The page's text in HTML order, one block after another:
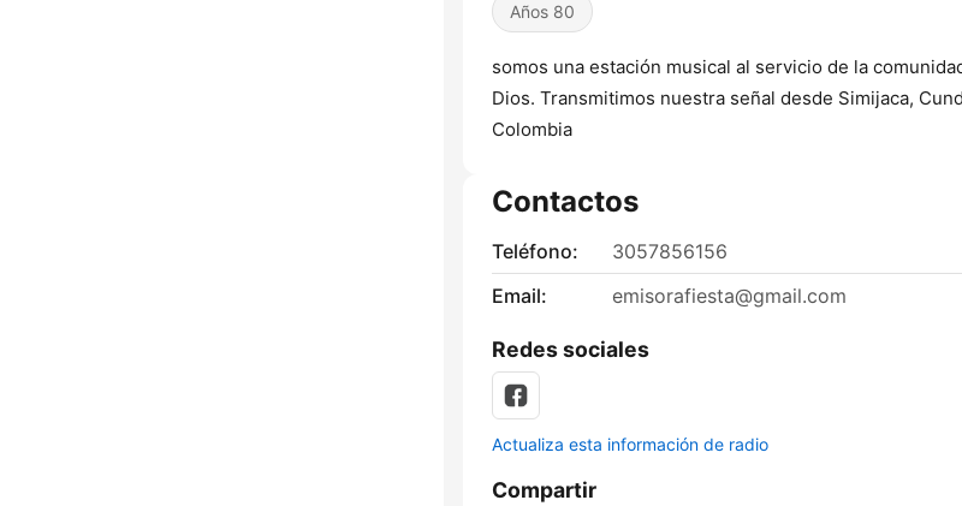
Años 80
somos una estación musical al servicio de la
Dios. Transmitimos nuestra señal desde Simijaca,
Colombia
Contactos
Teléfono:
3057856156
Email:
emisorafiesta@gmail.com
Redes sociales
Actualiza esta información de radio
Compartir